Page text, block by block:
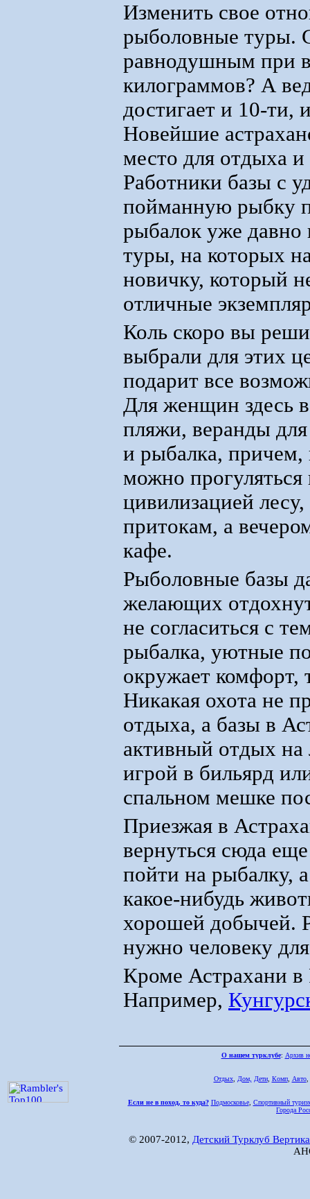
Изменить свое
рыболовные туры.
равнодушным при
килограммов? А
достигает и 10-ти,
Новейшие
место для отдыха
Работники базы с
пойманную рыбку
рыбалок уже давно
туры, на которых
новичку, который
отличные
Коль скоро вы
выбрали для этих
подарит все
Для женщин здесь
пляжи, веранды
и рыбалка, причем,
можно
цивилизацией
притокам, а
кафе.
Рыболовные базы
желающих
не согласиться с
рыбалка, уютные
окружает комфорт,
Никакая охота не
отдыха, а базы в
активный отдых на
игрой в бильярд
спальном мешке
Приезжая в
вернуться сюда
пойти на рыбалку,
какое-нибудь
хорошей добычей.
нужно человеку
Кроме Астрахани в
Например,
О нашем турклубе: Архив
Отдых, Дом, Дети, Комп, Авто,
Если не в поход, то куда? Подмосковье, Спортивный
Города
© 2007-2012, Детский Турклуб